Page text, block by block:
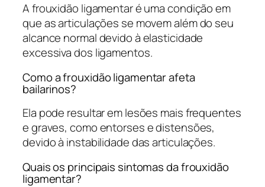
A frouxidão ligamentar é uma condição em
que as articulações se movem além do seu
alcance normal devido à elasticidade
excessiva dos ligamentos.
Como a frouxidão ligamentar afeta
bailarinos?
Ela pode resultar em lesões mais frequentes
e graves, como entorses e distensões,
devido à instabilidade das articulações.
Quais os principais sintomas da frouxidão
ligamentar?